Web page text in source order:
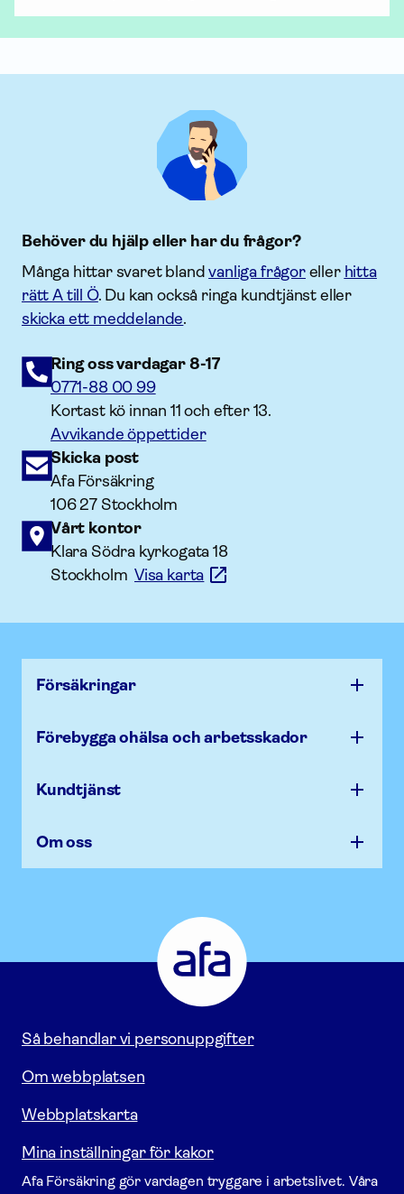
Behöver du hjälp eller har du frågor?
Många hittar svaret blandvanliga frågoreller hitta
rätt A till Ö. Du kan också ringa kundtjänst eller
skicka ett meddelande.
Ring oss vardagar 8-17
0771-88 00 99
Kortast kö innan 11 och efter 13.
Avvikande öppettider
Skicka post
Afa Försäkring
106 27 Stockholm
Vårt kontor
Klara Södra kyrkogata 18
StockholmVisa karta
Försäk­ringar
Förebygga ohälsa och arbets­skador
Kundtjänst
Om oss
Försäkring
Gå
till
startsidan
Så behandlar vi personuppgifter
Om webbplatsen
Webbplatskarta
Mina inställningar för kakor
Afa För­säkring gör vardagen tryggare i arbetslivet. Våra